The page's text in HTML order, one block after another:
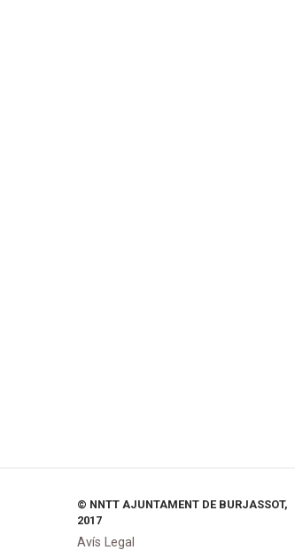
© NNTT AJUNTAMENT DE BURJASSOT,
2017
Avís Legal